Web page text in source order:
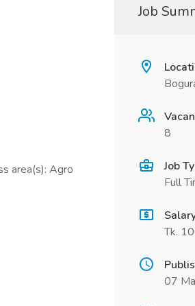
area(s): Agro
Job
8
Job
Full
Tk.
07